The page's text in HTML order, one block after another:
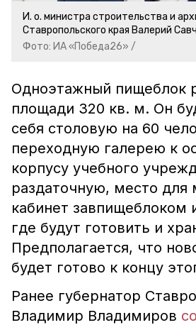
И. о. министра строительства и
Ставропольского края Валерий
Фото: ИА «Победа26» /
Одноэтажный пищеблок
площади 320 кв. м. Он
себя столовую на 60
переходную галерею к
корпусу учебного
раздаточную, место для
кабинет завпищеблоком
где будут готовить и
Предполагается, что
будет готово к концу
Ранее губернатор
Владимир Владимиров